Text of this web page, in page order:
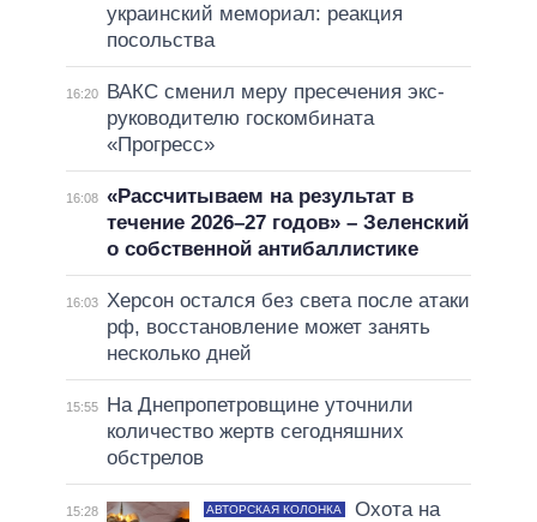
украинский мемориал: реакция
посольства
16:20
ВАКС сменил меру пресечения экс-
руководителю госкомбината
«Прогресс»
16:08 «Рассчитываем на результат в
течение 2026–27 годов» – Зеленский
о собственной антибаллистике
16:03
Херсон остался без света после атаки
рф, восстановление может занять
несколько дней
15:55
На Днепропетровщине уточнили
количество жертв сегодняшних
обстрелов
15:28 АВТОРСКАЯ КОЛОНКА
Охота на